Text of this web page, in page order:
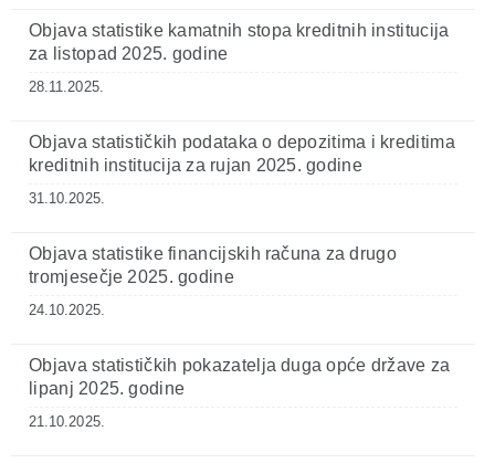
Objava statistike kamatnih stopa kreditnih institucija
za listopad 2025. godine
28.11.2025.
Objava statističkih podataka o depozitima i kreditima
kreditnih institucija za rujan 2025. godine
31.10.2025.
Objava statistike financijskih računa za drugo
tromjesečje 2025. godine
24.10.2025.
Objava statističkih pokazatelja duga opće države za
lipanj 2025. godine
21.10.2025.